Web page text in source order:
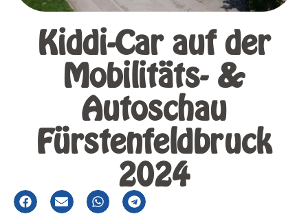
Kiddi-Car auf der
Mobilitäts- &
Autoschau
Fürstenfeldbruck
2024